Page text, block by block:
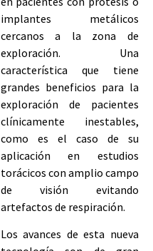
implantes metálicos
cercanos a la zona de
exploración. Una
característica que tiene
grandes beneficios para la
exploración de pacientes
clínicamente inestables,
como es el caso de su
aplicación en estudios
torácicos con amplio campo
de visión evitando
artefactos de respiración.
Los avances de esta nueva